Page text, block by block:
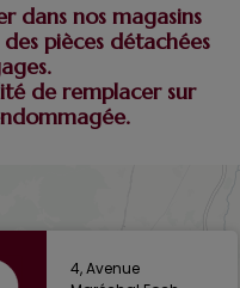
dans nos magasins
pièces détachées
de remplacer sur
4, Avenue